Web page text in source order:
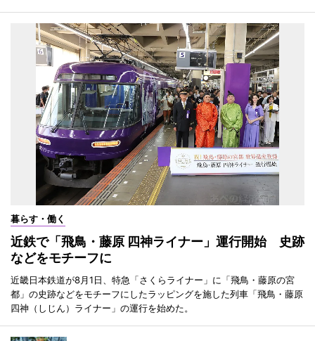
暮らす・働く
近鉄で「飛鳥・藤原 四神ライナー」運行開始 史跡
などをモチーフに
近畿日本鉄道が8月1日、特急「さくらライナー」に「飛鳥・藤原の宮
都」の史跡などをモチーフにしたラッピングを施した列車「飛鳥・藤原
四神（しじん）ライナー」の運行を始めた。